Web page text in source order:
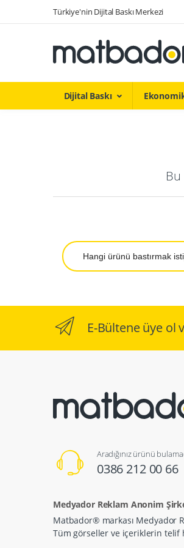
Türkiye'nin Dijital Baskı Merkezi
Dijital Baskı
Ara
E-Bültene üye ol
Aradığınız ürünü
0386 212 00 66
Medyador Reklam Anonim
Matbador® markası Medyador
Tüm görseller ve içeriklerin telif